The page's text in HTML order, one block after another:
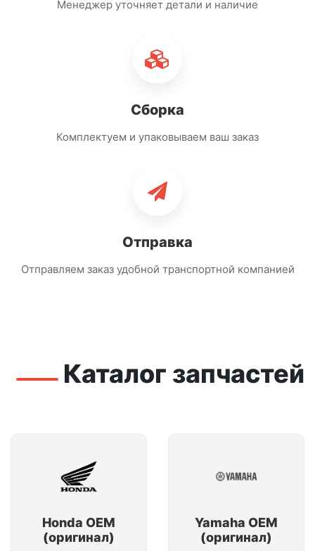
Менеджер уточняет детали и наличие
Сборка
Комплектуем и упаковываем ваш заказ
Отправка
Отправляем заказ удобной транспортной компанией
Каталог запчастей
Honda OEM
(оригинал)
Yamaha OEM
(оригинал)